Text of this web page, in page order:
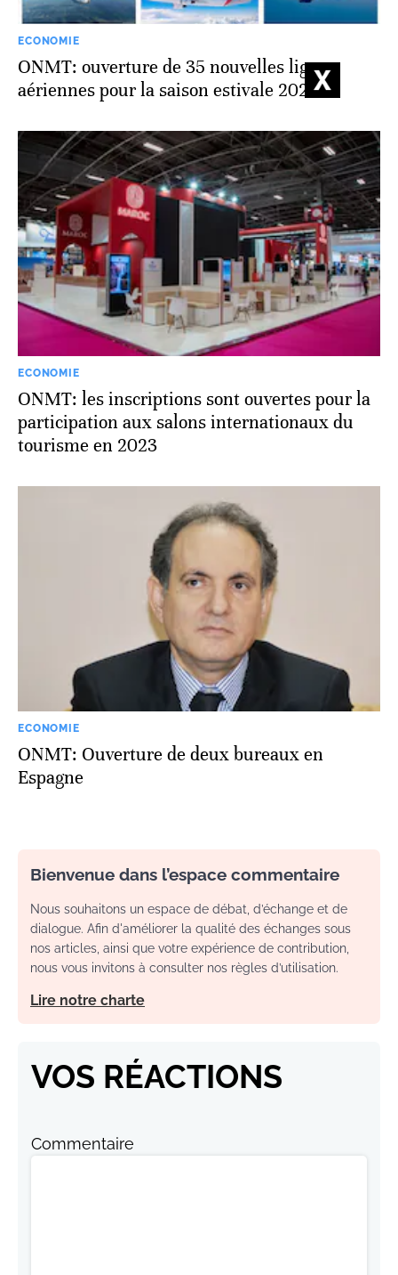
ECONOMIE
ONMT: ouverture de 35 nouvelles lignes
aériennes pour la saison estivale 2023
ECONOMIE
ONMT: les inscriptions sont ouvertes pour la
participation aux salons internationaux du
tourisme en 2023
ECONOMIE
ONMT: Ouverture de deux bureaux en
Espagne
Bienvenue dans l’espace commentaire
Nous souhaitons un espace de débat, d’échange et de
dialogue. Afin d'améliorer la qualité des échanges sous
nos articles, ainsi que votre expérience de contribution,
nous vous invitons à consulter nos règles d’utilisation.
Lire notre charte
VOS RÉACTIONS
Commentaire